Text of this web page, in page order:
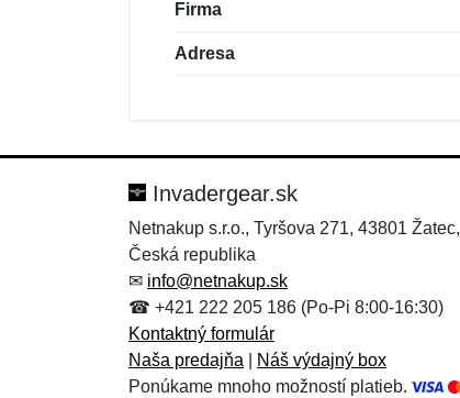
Firma
Adresa
Správa*
Správa*
Invadergear.sk
Netnakup s.r.o., Tyršova 271, 43801 Žatec,
Česká republika
✉ info@netnakup.sk
☎ +421 222 205 186 (Po-Pi 8:00-16:30)
Kontaktný formulár
Naša predajňa
Náš výdajný box
Ponúkame mnoho možností platieb.